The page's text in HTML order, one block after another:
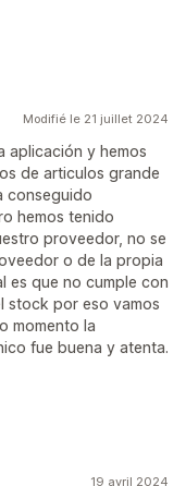
Modifié le 21 juillet 2024
aplicación y hemos
de articulos grande
conseguido
hemos tenido
proveedor, no se
o de la propia
es que no cumple con
stock por eso vamos
momento la
fue buena y atenta.
19 avril 2024